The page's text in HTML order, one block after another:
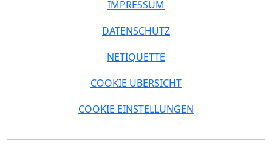
IMPRESSUM
DATENSCHUTZ
NETIQUETTE
COOKIE ÜBERSICHT
COOKIE EINSTELLUNGEN